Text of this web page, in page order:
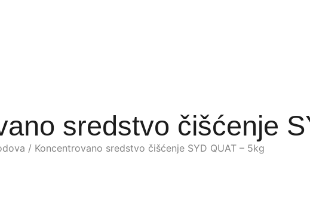
sredstvo čišćenje
/ Koncentrovano sredstvo čišćenje SYD QUAT – 5kg